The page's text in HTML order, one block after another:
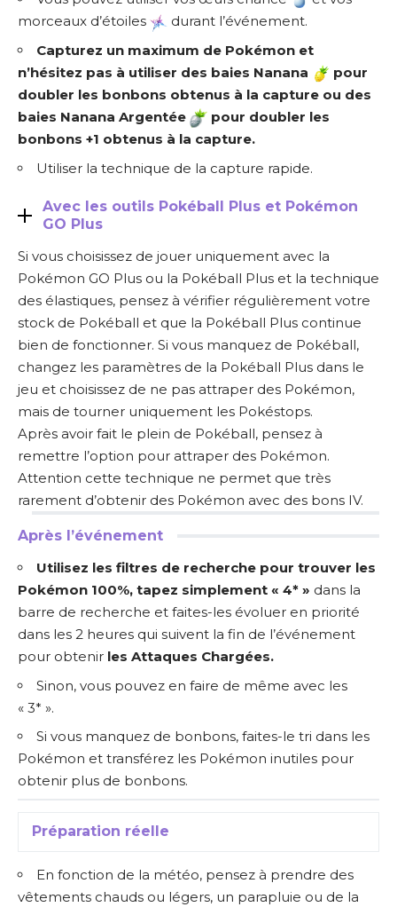
morceaux d’étoiles
durant l’événement.
Capturez un maximum de Pokémon et
n’hésitez pas à utiliser des baies Nanana
pour
doubler les bonbons obtenus à la capture ou des
baies Nanana Argentée
pour doubler les
bonbons +1 obtenus à la capture.
Utiliser la technique de la capture rapide.
Avec les outils Pokéball Plus et Pokémon
GO Plus
Si vous choisissez de jouer uniquement avec la
Pokémon GO Plus ou la Pokéball Plus et la technique
des élastiques, pensez à vérifier régulièrement votre
stock de Pokéball et que la Pokéball Plus continue
bien de fonctionner. Si vous manquez de Pokéball,
changez les paramètres de la Pokéball Plus dans le
jeu et choisissez de ne pas attraper des Pokémon,
mais de tourner uniquement les Pokéstops.
Après avoir fait le plein de Pokéball, pensez à
remettre l’option pour attraper des Pokémon.
Attention cette technique ne permet que très
rarement d’obtenir des Pokémon avec des bons IV.
Après l’événement
Utilisez les filtres de recherche pour trouver les
Pokémon 100%, tapez simplement « 4* » dans la
barre de recherche et faites-les évoluer en priorité
dans les 2 heures qui suivent la fin de l’événement
pour obtenir les Attaques Chargées.
Sinon, vous pouvez en faire de même avec les
« 3* ».
Si vous manquez de bonbons, faites-le tri dans les
Pokémon et transférez les Pokémon inutiles pour
obtenir plus de bonbons.
Préparation réelle
En fonction de la météo, pensez à prendre des
vêtements chauds ou légers, un parapluie ou de la